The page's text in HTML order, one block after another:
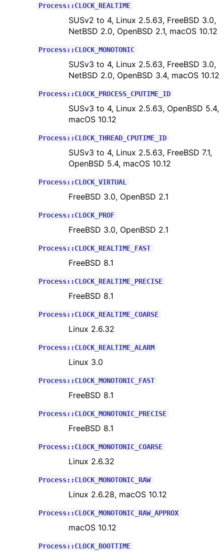
Process::CLOCK_REALTIME
SUSv2 to 4, Linux 2.5.63, FreeBSD 3.0,
NetBSD 2.0, OpenBSD 2.1, macOS 10.12
Process::CLOCK_MONOTONIC
SUSv3 to 4, Linux 2.5.63, FreeBSD 3.0,
NetBSD 2.0, OpenBSD 3.4, macOS 10.12
Process::CLOCK_PROCESS_CPUTIME_ID
SUSv3 to 4, Linux 2.5.63, OpenBSD 5.4,
macOS 10.12
Process::CLOCK_THREAD_CPUTIME_ID
SUSv3 to 4, Linux 2.5.63, FreeBSD 7.1,
OpenBSD 5.4, macOS 10.12
Process::CLOCK_VIRTUAL
FreeBSD 3.0, OpenBSD 2.1
Process::CLOCK_PROF
FreeBSD 3.0, OpenBSD 2.1
Process::CLOCK_REALTIME_FAST
FreeBSD 8.1
Process::CLOCK_REALTIME_PRECISE
FreeBSD 8.1
Process::CLOCK_REALTIME_COARSE
Linux 2.6.32
Process::CLOCK_REALTIME_ALARM
Linux 3.0
Process::CLOCK_MONOTONIC_FAST
FreeBSD 8.1
Process::CLOCK_MONOTONIC_PRECISE
FreeBSD 8.1
Process::CLOCK_MONOTONIC_COARSE
Linux 2.6.32
Process::CLOCK_MONOTONIC_RAW
Linux 2.6.28, macOS 10.12
Process::CLOCK_MONOTONIC_RAW_APPROX
macOS 10.12
Process::CLOCK_BOOTTIME